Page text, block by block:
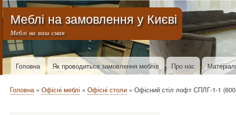
Меню облікового запису користувача
Меблі на замовлення у Києві
Меблі на ваш смак
Основна навіґація
Головна Як проводиться замовлення меблів Про нас
Рядок навіґації
Головна Офісні меблі Офісні столи Офісний стіл лофт СПЛГ-1-1